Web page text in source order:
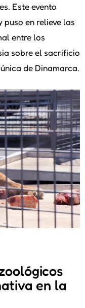
Este evento
puso en relieve las
entre los
sobre el sacrificio
de Dinamarca.
en la